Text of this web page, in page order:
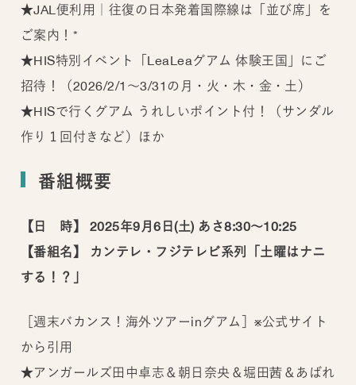
★JAL便利用｜往復の日本発着国際線は「並び席」を
ご案内！*
★HIS特別イベント「LeaLeaグアム 体験王国」にご
招待！（2026/2/1～3/31の月・火・木・金・土）
★HISで行くグアム うれしいポイント付！（サンダル
作り１回付きなど）ほか
番組概要
【日 時】 2025年9月6日(土) あさ8:30～10:25
【番組名】 カンテレ・フジテレビ系列「土曜はナニ
する！？」
［週末バカンス！海外ツアーinグアム］※公式サイト
から引用
★アンガールズ田中卓志＆朝日奈央＆堀田茜＆あばれ